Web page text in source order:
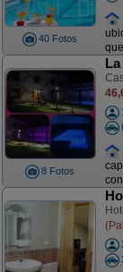
40 Fotos
8 Fotos